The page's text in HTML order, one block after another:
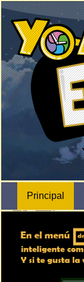
Principal